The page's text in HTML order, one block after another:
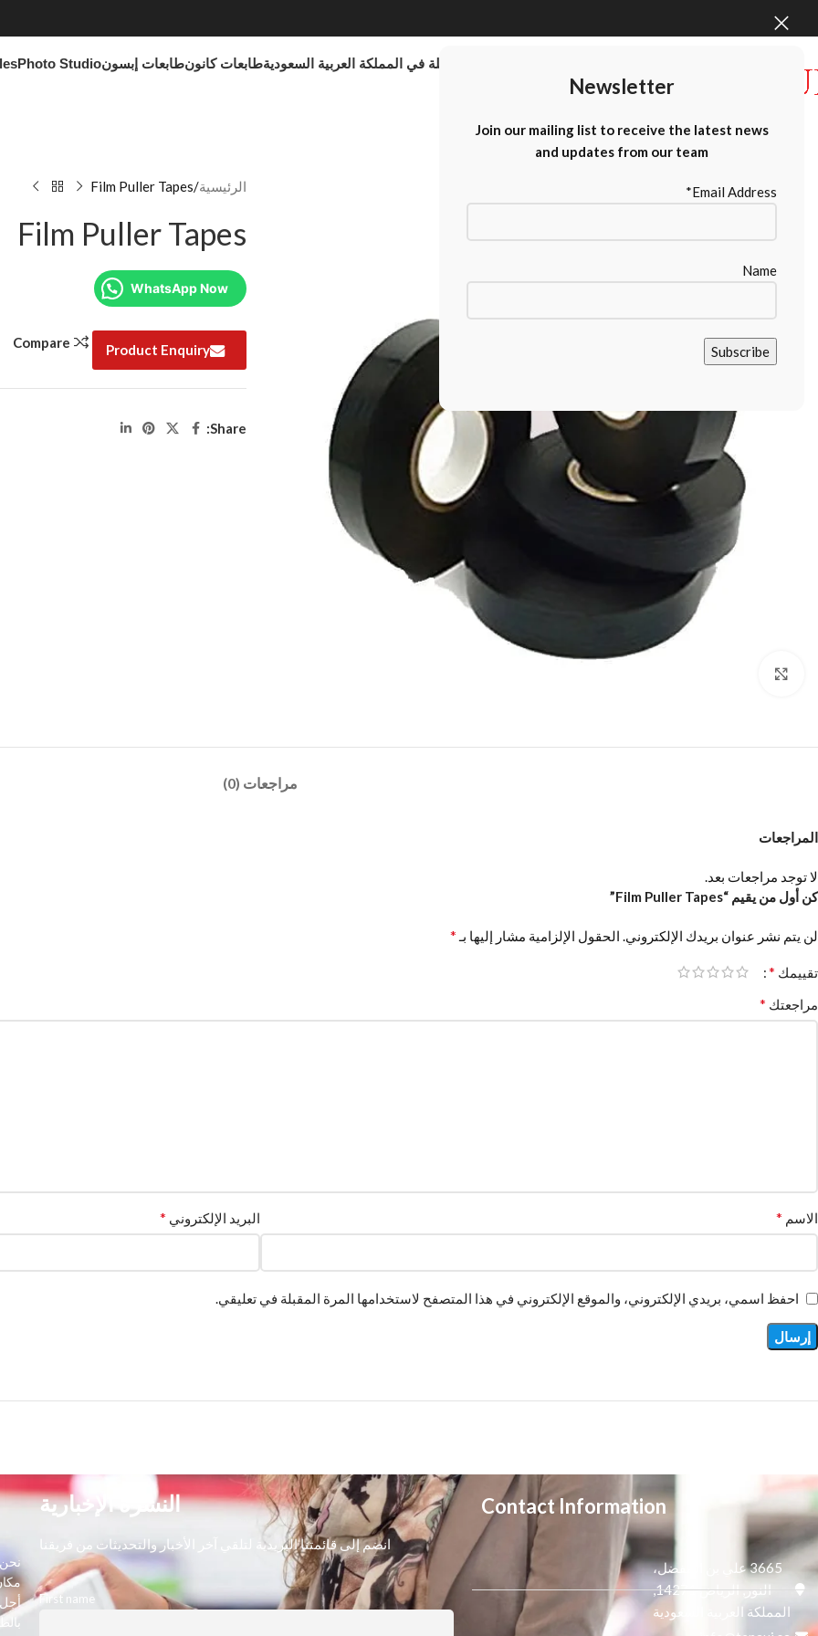
Newsletter
Join our mailing list to receive the latest news
and updates from our team
Email Address*
Name
موردو الطابعات كبيرة الحجم بالجملة في المملكة العربية السعوديةطابعات كانونطابعات إبسونPhoto Studio
الرئيسية Film Puller Tapes
Film Puller Tapes
WhatsApp Now
Product Enquiry
Compare
Share:
مراجعات (0)
المراجعات
لا توجد مراجعات بعد.
كن أول من يقيم “Film Puller Tapes”
لن يتم نشر عنوان بريدك الإلكتروني. الحقول الإلزامية مشار إليها بـ *
تقييمك *
مراجعتك *
الاسم * البريد الإلكتروني *
احفظ اسمي، بريدي الإلكتروني، والموقع الإلكتروني في هذا المتصفح لاستخدامها المرة المقبلة في تعليقي.
Contact Information
3665 علي بن المفضل،
النور, الرياض 14271,
المملكة العربية السعودية
النشرة الإخبارية
انضم إلى قائمتنا البريدية لتلقي آخر الأخبار والتحديثات من فريقنا
First name